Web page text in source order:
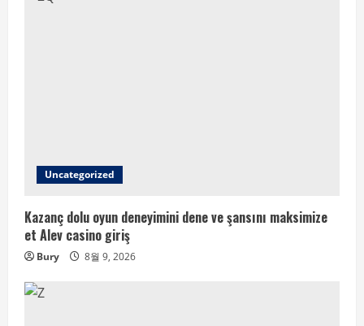
Uncategorized
Kazanç dolu oyun deneyimini dene ve şansını maksimize
et Alev casino giriş
Bury 8월 9, 2026